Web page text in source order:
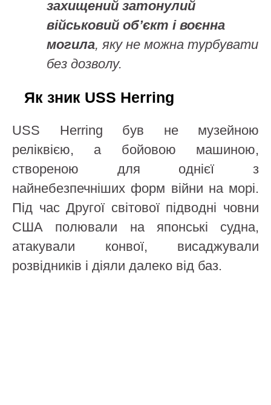
захищений затонулий
військовий об’єкт і воєнна
могила, яку не можна турбувати
без дозволу.
Як зник USS Herring
USS Herring був не музейною
реліквією, а бойовою машиною,
створеною для однієї з
найнебезпечніших форм війни на морі.
Під час Другої світової підводні човни
США полювали на японські судна,
атакували конвої, висаджували
розвідників і діяли далеко від баз.